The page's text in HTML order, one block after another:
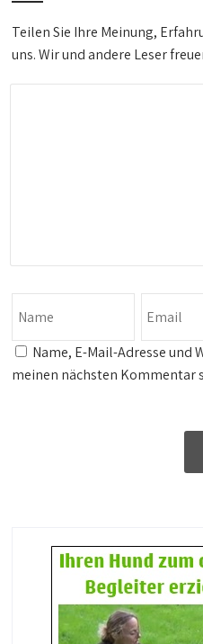
Teilen Sie Ihre Meinung,
uns. Wir und andere Leser
Name, E-Mail-Adresse und
meinen nächsten Kommentar